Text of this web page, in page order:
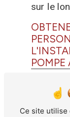
sur le
POMPE
Pour
SARL
Ce site utilise